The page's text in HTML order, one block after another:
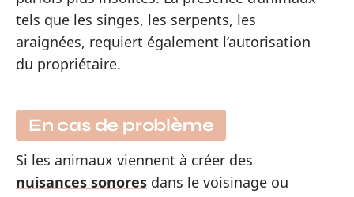
tels que les singes, les serpents, les
araignées, requiert également l’autorisation
du propriétaire.
En cas de problème
Si les animaux viennent à créer des
nuisances sonores dans le voisinage ou